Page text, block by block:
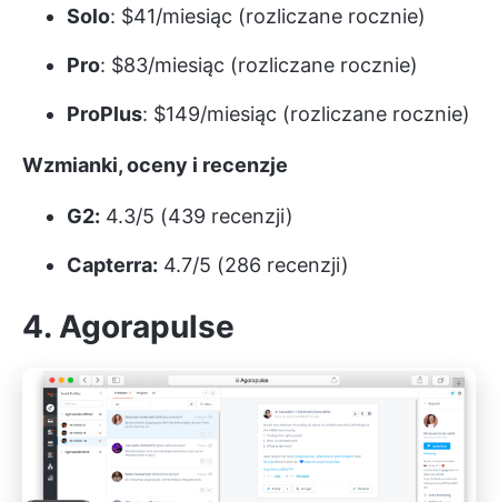
Solo: $41/miesiąc (rozliczane rocznie)
Pro: $83/miesiąc (rozliczane rocznie)
ProPlus: $149/miesiąc (rozliczane rocznie)
Wzmianki, oceny i recenzje
G2: 4.3/5 (439 recenzji)
Capterra: 4.7/5 (286 recenzji)
4. Agorapulse